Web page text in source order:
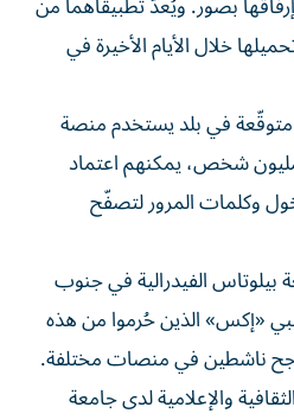
خلال الأيام الأخيرة في
متوقّعة في بلد يستخدم منصة
فيه أكثر من 140 مليون شخص، يمكنهم اعتماد
وكلمات المرور لتصفّح
الفيدرالية في جنوب
«إكس» الذين حُرموا من هذه
ناشطين في منصات مختلفة.
والإعلامية لدى جامعة